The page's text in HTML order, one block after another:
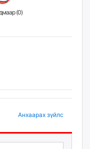
Үзэн ядмаар (0)
Анхаарах зүйлс